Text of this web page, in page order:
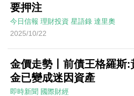
要押注
今日信報 理財投資 星語錄 達里奧
2025/10/22
金價走勢丨前債王格羅斯:
金已變成迷因資產
即時新聞 國際財經